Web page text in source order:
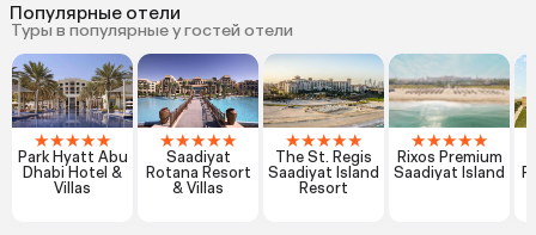
Популярные отели
Туры в популярные у гостей отели
★★★★★
Park Hyatt Abu
Dhabi Hotel &
Villas
★★★★★
Saadiyat
Rotana Resort
& Villas
★★★★★
The St. Regis
Saadiyat Island
Resort
★★★★★
Rixos Premium
Saadiyat Island